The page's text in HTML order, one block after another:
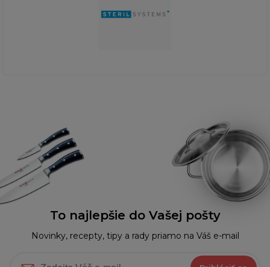
To najlepšie do Vašej pošty
Novinky, recepty, tipy a rady priamo na Váš e-mail